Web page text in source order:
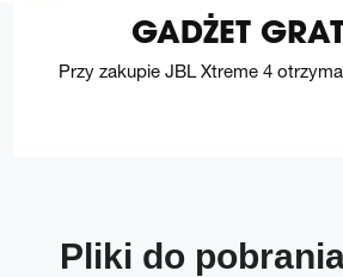
GADŻET
Przy zakupie JBL Xtreme 4
Pliki do